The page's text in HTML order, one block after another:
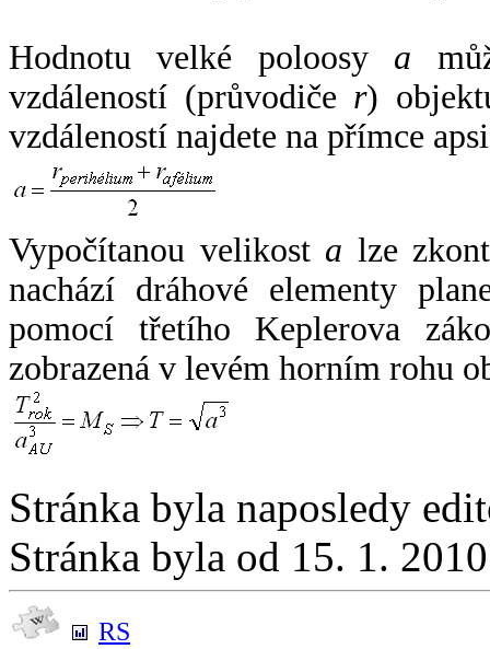
Hodnotu velké poloosy a
vzdáleností (průvodiče r)
vzdáleností najdete na přímce
Vypočítanou velikost a lze
nachází dráhové elementy
pomocí třetího Keplerova
zobrazená v levém horním rohu
Stránka byla naposledy
Stránka byla od 15. 1.
RS